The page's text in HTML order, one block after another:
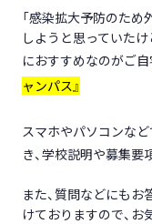
「感染拡大予防のため
しようと思っていた
におすすめなのがご
ャンパス』
スマホやパソコンな
き、学校説明や募集要
また、質問などにもお
けておりますので、お